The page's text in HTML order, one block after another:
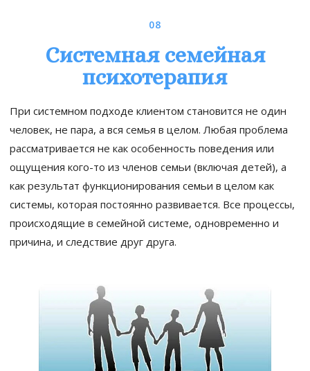
08
Системная семейная
психотерапия
При системном подходе клиентом становится не один
человек, не пара, а вся семья в целом. Любая проблема
рассматривается не как особенность поведения или
ощущения кого-то из членов семьи (включая детей), а
как результат функционирования семьи в целом как
системы, которая постоянно развивается. Все процессы,
происходящие в семейной системе, одновременно и
причина, и следствие друг друга.